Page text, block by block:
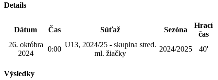
Details
Dátum Čas Súťaž Sezóna
Hrací
čas
26. októbra
2024
0:00
U13, 2024/25 - skupina stred.
ml. žiačky
2024/2025 40'
Výsledky